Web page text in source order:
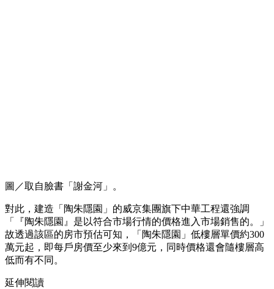
圖／取自臉書「謝金河」。
對此，建造「陶朱隱園」的威京集團旗下中華工程還強調
「『陶朱隱園』是以符合市場行情的價格進入市場銷售的。」
故透過該區的房市預估可知，「陶朱隱園」低樓層單價約300
萬元起，即每戶房價至少來到9億元，同時價格還會隨樓層高
低而有不同。
延伸閱讀